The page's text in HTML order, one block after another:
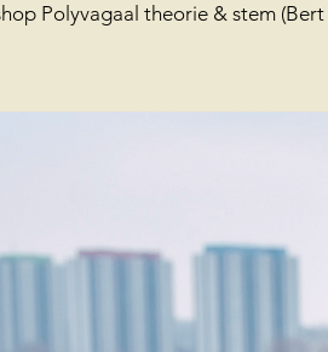
Polyvagaal theorie & stem